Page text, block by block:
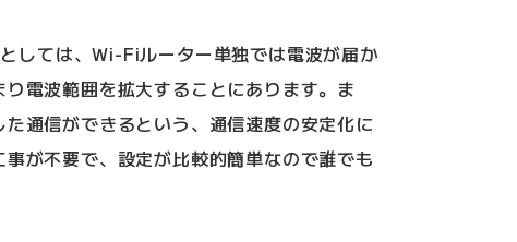
しては、Wi-Fiルーター単独では電波が届か
電波範囲を拡大することにあります。ま
通信ができるという、通信速度の安定化に
が不要で、設定が比較的簡単なので誰でも